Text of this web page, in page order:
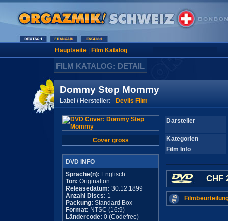
Hauptseite| Film Katalog
FILM KATALOG: DETAIL
Dommy Step Mommy
Label / Hersteller: Devils Film
Cover gross
DVD INFO
Sprache(n): Englisch
Ton: Originalton
Releasedatum: 30.12.1899
Anzahl Discs: 1
Packung: Standard Box
Format: NTSC (16:9)
Ländercode: 0 (Codefree)
Darsteller
Kategorien
Film Info
CHF